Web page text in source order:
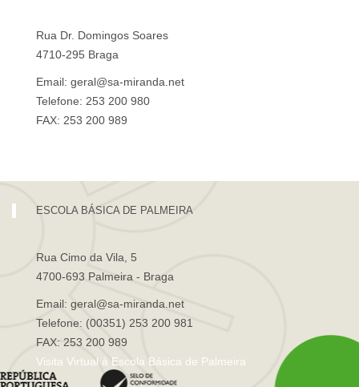
Rua Dr. Domingos Soares
4710-295 Braga
Email: geral@sa-miranda.net
Telefone: 253 200 980
FAX: 253 200 989
ESCOLA BÁSICA DE PALMEIRA
Rua Cimo da Vila, 5
4700-693 Palmeira - Braga
Email: geral@sa-miranda.net
Telefone: (00351) 253 200 981
FAX: 253 200 989
Visita Virtual à Escola Básica de Palmeira